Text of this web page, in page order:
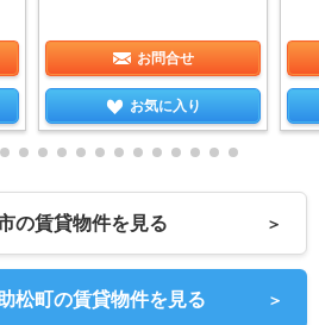
お問合せ
お気に入り
の賃貸物件を見る ＞
松町の賃貸物件を見る ＞